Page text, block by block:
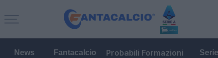
News Fantacalcio Probabili Formazioni